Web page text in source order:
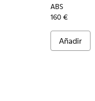
ABS
160 €
Añadir